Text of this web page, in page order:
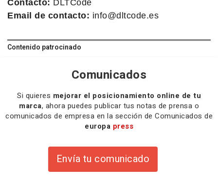
Contacto: DLTCode
Email de contacto: info@dltcode.es
Contenido patrocinado
Comunicados
Si quieres mejorar el posicionamiento online de tu
marca, ahora puedes publicar tus notas de prensa o
comunicados de empresa en la sección de Comunicados de
europa press
Envía tu comunicado